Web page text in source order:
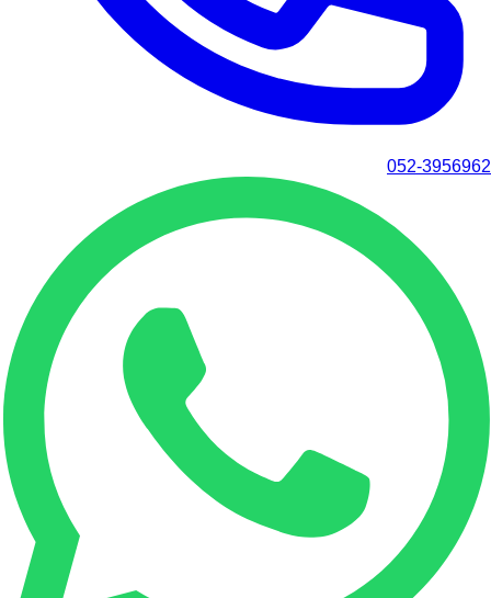
052-3956962